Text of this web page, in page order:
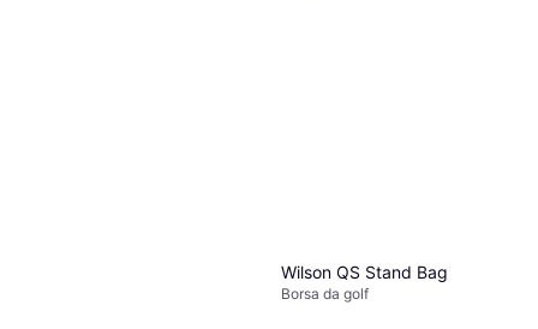
Wilson QS Stand Bag
Borsa da golf